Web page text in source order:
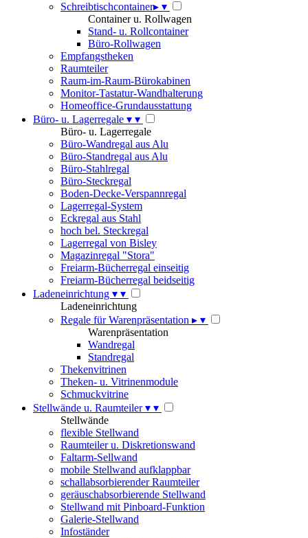
Schreibtischcontainer▸ ▾
Container u. Rollwagen
Stand- u. Rollcontainer
Büro-Rollwagen
Empfangstheken
Raumteiler
Raum-im-Raum-Bürokabinen
Monitor-Tastatur-Wandhalterung
Homeoffice-Grundausstattung
Büro- u. Lagerregale ▾ ▾
Büro- u. Lagerregale
Büro-Wandregal aus Alu
Büro-Standregal aus Alu
Büro-Stahlregal
Büro-Steckregal
Boden-Decke-Verspannregal
Lagerregal-System
Eckregal aus Stahl
hoch bel. Steckregal
Lagerregal von Bisley
Magazinregal "Stora"
Freiarm-Bücherregal einseitig
Freiarm-Bücherregal beidseitig
Ladeneinrichtung ▾ ▾
Ladeneinrichtung
Regale für Warenpräsentation ▸ ▾
Warenpräsentation
Wandregal
Standregal
Thekenvitrinen
Theken- u. Vitrinenmodule
Schmuckvitrine
Stellwände u. Raumteiler▾ ▾
Stellwände
flexible Stellwand
Raumteiler u. Diskretionswand
Faltarm-Sellwand
mobile Stellwand aufklappbar
schallabsorbierender Raumteiler
geräuschabsorbierende Stellwand
Stellwand mit Pinboard-Funktion
Galerie-Stellwand
Infoständer